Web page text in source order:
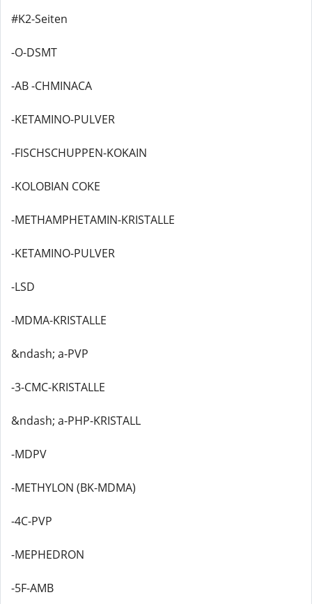
#K2-Seiten
-O-DSMT
-AB -CHMINACA
-KETAMINO-PULVER
-FISCHSCHUPPEN-KOKAIN
-KOLOBIAN COKE
-METHAMPHETAMIN-KRISTALLE
-KETAMINO-PULVER
-LSD
-MDMA-KRISTALLE
&ndash; a-PVP
-3-CMC-KRISTALLE
&ndash; a-PHP-KRISTALL
-MDPV
-METHYLON (BK-MDMA)
-4C-PVP
-MEPHEDRON
-5F-AMB